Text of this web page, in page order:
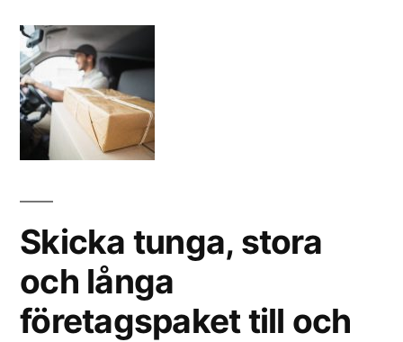
Skicka tunga, stora
och långa
företagspaket till och